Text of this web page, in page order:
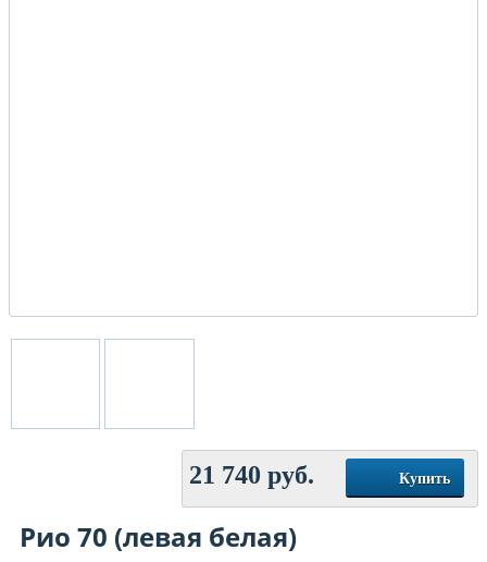
21 740 руб. Купить
Рио 70 (левая белая)